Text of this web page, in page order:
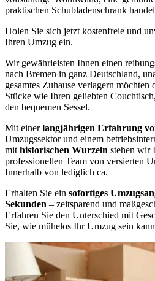
praktischen Schubladenschrank
Holen Sie sich jetzt kostenfreie und
Ihren Umzug ein.
Wir gewährleisten Ihnen einen
nach Bremen in ganz Deutschland,
gesamtes Zuhause verlagern
Stücke wie Ihren geliebten
den bequemen Sessel.
Mit einerlangjährigen Erfahrung
Umzugssektor und einem
mit historischen Wurzeln stehen wir
professionellen Team von versierten
Innerhalb von lediglich ca.
Erhalten Sie ein sofortiges
Sekunden – zeitsparend und
Erfahren Sie den Unterschied mit
Sie, wie mühelos Ihr Umzug sein